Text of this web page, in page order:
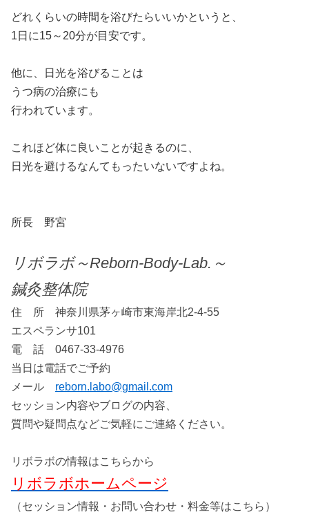
どれくらいの時間を浴びたらいいかというと、
1日に15～20分が目安です。
他に、日光を浴びることは
うつ病の治療にも
行われています。
これほど体に良いことが起きるのに、
日光を避けるなんてもったいないですよね。
所長 野宮
リボラボ～Reborn-Body-Lab.～
鍼灸整体院
住 所 神奈川県茅ヶ崎市東海岸北2-4-55
エスペランサ101
電 話 0467-33-4976
当日は電話でご予約
メール reborn.labo@gmail.com
セッション内容やブログの内容、
質問や疑問点などご気軽にご連絡ください。
リボラボの情報はこちらから
リボラボホームページ
（セッション情報・お問い合わせ・料金等はこちら）